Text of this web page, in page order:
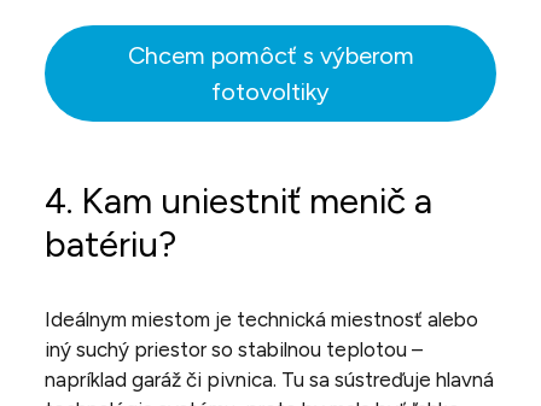
Chcem pomôcť s výberom
fotovoltiky
4. Kam uniestniť menič a
batériu?
Ideálnym miestom je technická miestnosť alebo
iný suchý priestor so stabilnou teplotou –
napríklad garáž či pivnica. Tu sa sústreďuje hlavná